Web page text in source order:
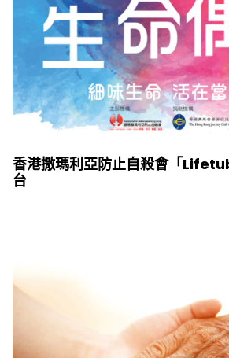
香港撒瑪利亞防止自殺會「
台